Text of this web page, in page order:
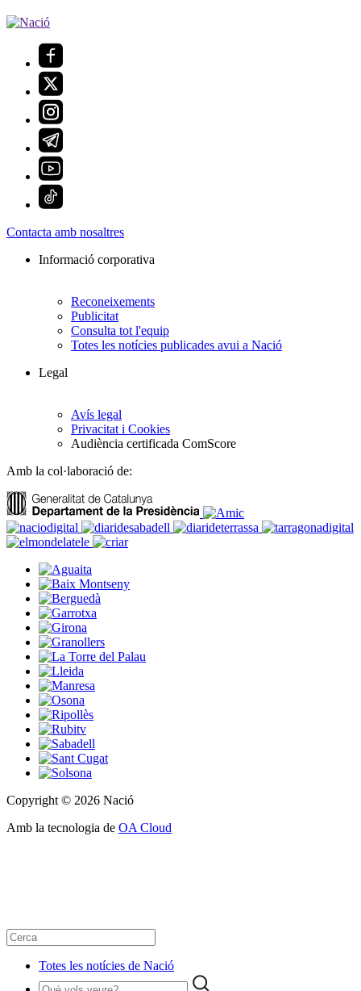
Contacta amb nosaltres
Informació corporativa
Reconeixements
Publicitat
Consulta tot l'equip
Totes les notícies publicades avui a Nació
Legal
Avís legal
Privacitat i Cookies
Audiència certificada ComScore
Amb la col·laboració de:
Copyright © 2026 Nació
Amb la tecnologia de OA Cloud
Totes les notícies de Nació